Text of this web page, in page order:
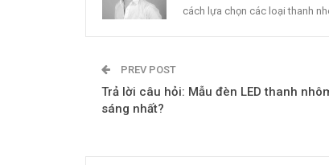
cách lựa chọn các loại thanh
PREV POST
Trả lời câu hỏi: Mẫu đèn LED thanh
sáng nhất?